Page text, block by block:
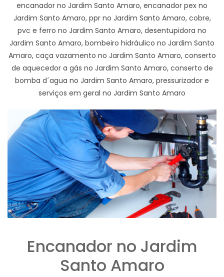
encanador no Jardim Santo Amaro, encanador pex no
Jardim Santo Amaro, ppr no Jardim Santo Amaro, cobre,
pvc e ferro no Jardim Santo Amaro, desentupidora no
Jardim Santo Amaro, bombeiro hidráulico no Jardim Santo
Amaro, caça vazamento no Jardim Santo Amaro, conserto
de aquecedor a gás no Jardim Santo Amaro, conserto de
bomba d´agua no Jardim Santo Amaro, pressurizador e
serviços em geral no Jardim Santo Amaro
Encanador no Jardim
Santo Amaro